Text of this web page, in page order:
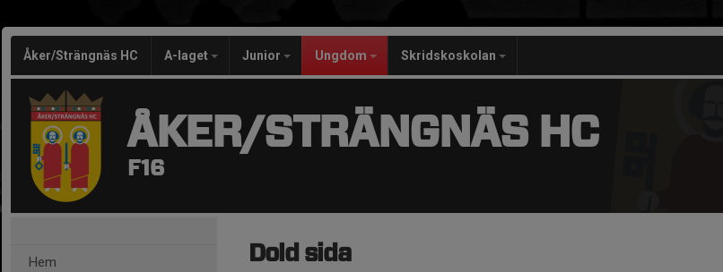
Åker/Strängnäs HC A-laget Junior Ungdom Skridskoskolan
ÅKER/STRÄNGNÄS HC
F16
Hem Dold sida